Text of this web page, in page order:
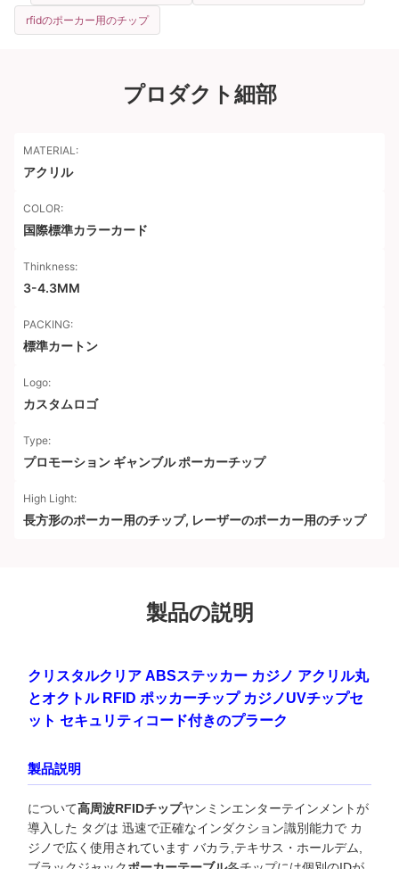
rfidのポーカー用のチップ
プロダクト細部
MATERIAL:
アクリル
COLOR:
国際標準カラーカード
Thinkness:
3-4.3MM
PACKING:
標準カートン
Logo:
カスタムロゴ
Type:
プロモーション ギャンブル ポーカーチップ
High Light:
長方形のポーカー用のチップ, レーザーのポーカー用のチップ
製品の説明
クリスタルクリア ABSステッカー カジノ アクリル丸
とオクトル RFID ポッカーチップ カジノUVチップセ
ット セキュリティコード付きのプラーク
製品説明
について高周波RFIDチップヤンミンエンターテインメントが
導入した タグは 迅速で正確なインダクション識別能力で カ
ジノで広く使用されています バカラ,テキサス・ホールデム,